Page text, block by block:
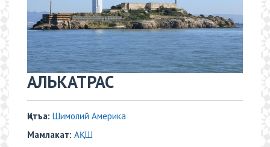
​АЛЬКАТРАС
Қитъа: Шимолий Америка
Мамлакат: АҚШ